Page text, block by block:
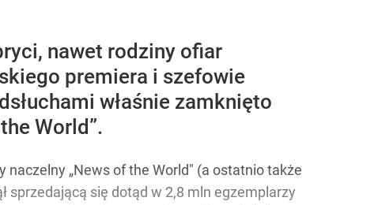
nawet rodziny ofiar
premiera i szefowie
właśnie zamknięto
World”.
naczelny „News of the World" (a ostatnio także
sprzedającą się dotąd w 2,8 mln egzemplarzy